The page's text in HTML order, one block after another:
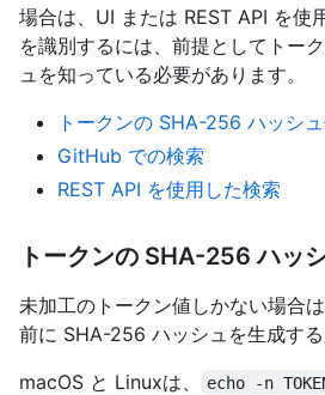
場合は、UI または REST API を使
を識別するには、前提としてトー
ュを知っている必要があります。
トークンの SHA-256 ハッシ
GitHub での検索
REST API を使用した検索
トークンの SHA-256 ハッ
未加工のトークン値しかない場合
前に SHA-256 ハッシュを生成する
macOS と Linuxは、
echo -n